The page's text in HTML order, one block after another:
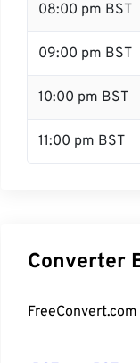
08:00 pm BST
09:00 pm BST
10:00 pm BST
11:00 pm BST
Converter